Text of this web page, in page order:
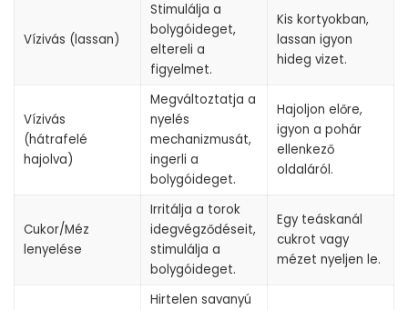
Vízivás (lassan)
Stimulálja a
bolygóideget,
eltereli a
figyelmet.
Kis kortyokban,
lassan igyon
hideg vizet.
Vízivás
(hátrafelé
hajolva)
Megváltoztatja a
nyelés
mechanizmusát,
ingerli a
bolygóideget.
Hajoljon előre,
igyon a pohár
ellenkező
oldaláról.
Cukor/Méz
lenyelése
Irritálja a torok
idegvégződéseit,
stimulálja a
bolygóideget.
Egy teáskanál
cukrot vagy
mézet nyeljen le.
Hirtelen savanyú